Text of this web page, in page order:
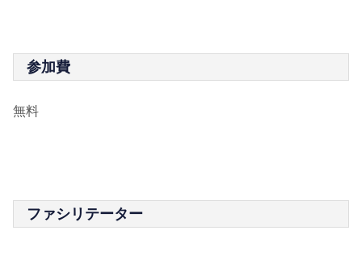
参加費
無料
ファシリテーター